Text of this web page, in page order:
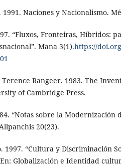
1991. Naciones y Nacionalismo.
“Fluxos, Fronteiras, Híbridos:
Mana 3(1).https://
Terence Rangeer. 1983. The
of Cambridge Press.
“Notas sobre la Modernización
20(23).
1997. “Cultura y Discriminación
Globalización e Identidad